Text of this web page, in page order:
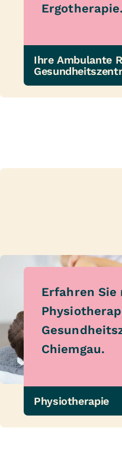
Ergotherapie.
Ihre Ambulante
Erfahren Sie
Chiemgau.
Physiotherapie